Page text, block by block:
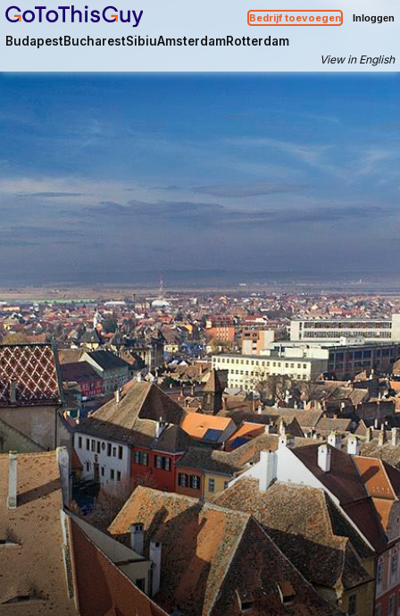
Bedrijf toevoegen Inloggen
BudapestBucharestSibiuAmsterdamRotterdam
View in English